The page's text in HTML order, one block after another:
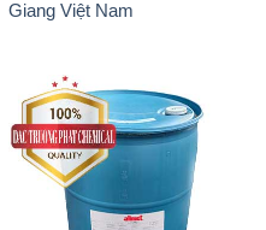
Methionine Nước – Dạng
Lỏng Novus Alimet Mỹ USA